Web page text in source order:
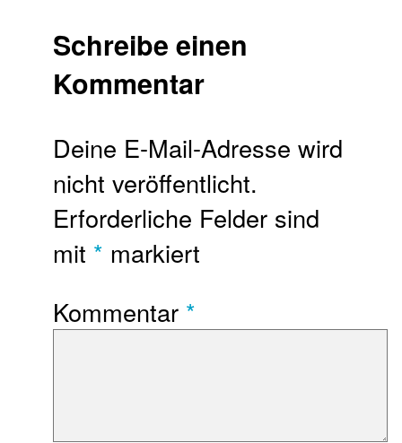
Schreibe einen
Kommentar
Deine E-Mail-Adresse wird
nicht veröffentlicht.
Erforderliche Felder sind
mit * markiert
Kommentar *